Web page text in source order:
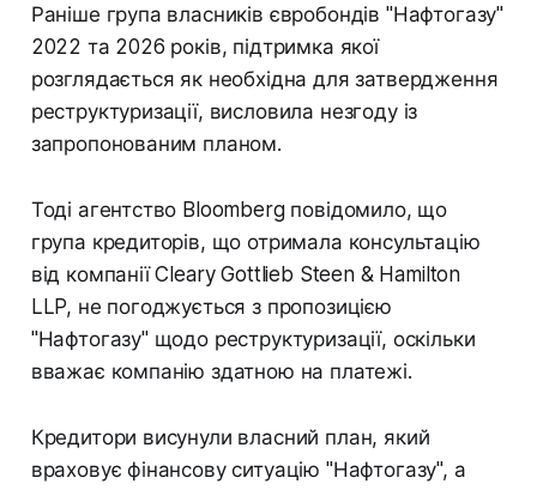
Раніше група власників євробондів "Нафтогазу"
2022 та 2026 років, підтримка якої
розглядається як необхідна для затвердження
реструктуризації, висловила незгоду із
запропонованим планом.
Тоді агентство Bloomberg повідомило, що
група кредиторів, що отримала консультацію
від компанії Cleary Gottlieb Steen & Hamilton
LLP, не погоджується з пропозицією
"Нафтогазу" щодо реструктуризації, оскільки
вважає компанію здатною на платежі.
Кредитори висунули власний план, який
враховує фінансову ситуацію "Нафтогазу", а